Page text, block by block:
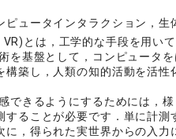
ュータインタラクション，生
とは，工学的な手段を用い
を基盤として，コンピュータ
構築し，人類の知的活動を活
できるようにするためには，
することが必要です．単に計
，得られた実世界からの入力